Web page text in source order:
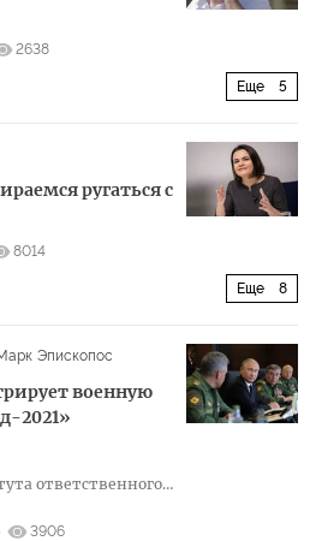
2638
Еще 5
ругаться с
8014
Еще 8
Тихановская
Эпископос
военную
2021»
ответственного
3906